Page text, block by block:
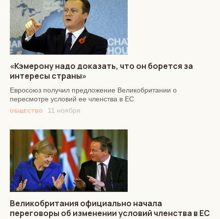
«Кэмерону надо доказать, что он борется за
интересы страны»
Евросоюз получил предложение Великобритании о
пересмотре условий ее членства в ЕС
ОБЩЕСТВО 11 ноября
Великобритания официально начала
переговоры об изменении условий членства в ЕС